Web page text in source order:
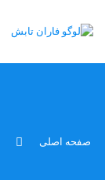
صفحه اصلی